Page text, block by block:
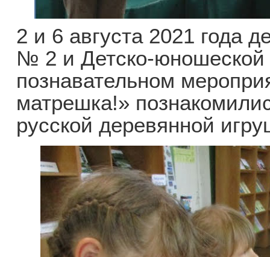
2 и 6 августа 2021 года
№ 2 и Детско-юношеской
познавательном
матрешка!»
русской деревянной